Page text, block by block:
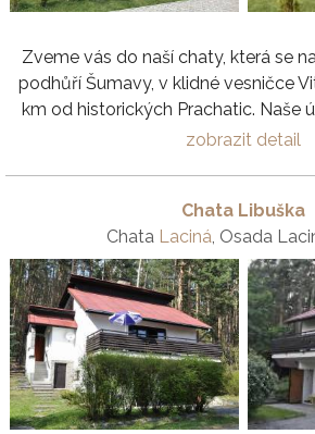
Zveme vás do naší chaty, která se
podhůří Šumavy, v klidné vesničce
km od historických Prachatic. Naše
zobrazit detail
Chata Libuška
Chata Laciná, Osada